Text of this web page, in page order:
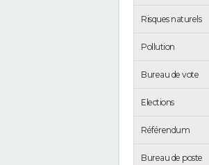
Risques naturels
Pollution
Bureau de vote
Elections
Référendum
Bureau de poste